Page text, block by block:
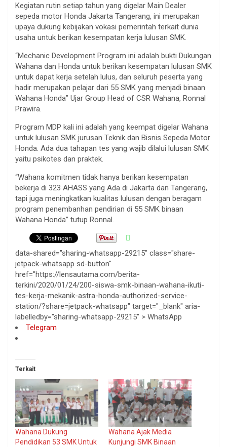
Kegiatan rutin setiap tahun yang digelar Main Dealer
sepeda motor Honda Jakarta Tangerang, ini merupakan
upaya dukung kebijakan vokasi pemerintah terkait dunia
usaha untuk berikan kesempatan kerja lulusan SMK.
“Mechanic Development Program ini adalah bukti Dukungan
Wahana dan Honda untuk berikan kesempatan lulusan SMK
untuk dapat kerja setelah lulus, dan seluruh peserta yang
hadir merupakan pelajar dari 55 SMK yang menjadi binaan
Wahana Honda” Ujar Group Head of CSR Wahana, Ronnal
Prawira.
Program MDP kali ini adalah yang keempat digelar Wahana
untuk lulusan SMK jurusan Teknik dan Bisnis Sepeda Motor
Honda. Ada dua tahapan tes yang wajib dilalui lulusan SMK
yaitu psikotes dan praktek.
“Wahana komitmen tidak hanya berikan kesempatan
bekerja di 323 AHASS yang Ada di Jakarta dan Tangerang,
tapi juga meningkatkan kualitas lulusan dengan beragam
program penembanhan pendirian di 55 SMK binaan
Wahana Honda” tutup Ronnal.
data-shared="sharing-whatsapp-29215" class="share-
jetpack-whatsapp sd-button"
href="https://lensautama.com/berita-
terkini/2020/01/24/200-siswa-smk-binaan-wahana-ikuti-
tes-kerja-mekanik-astra-honda-authorized-service-
station/?share=jetpack-whatsapp" target="_blank" aria-
labelledby="sharing-whatsapp-29215" > WhatsApp
Telegram
Terkait
Wahana Dukung
Pendidikan 53 SMK Untuk
Wahana Ajak Media
Kunjungi SMK Binaan